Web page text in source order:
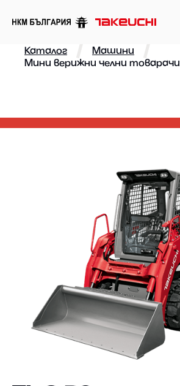
Каталог
Машини
Мини верижни челни товарачи